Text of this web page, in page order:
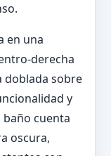
en una
derecha
doblada sobre
y
baño cuenta
oscura,